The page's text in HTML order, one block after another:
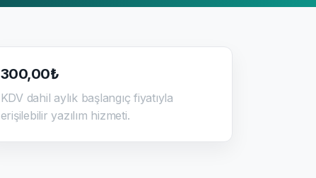
300,00₺
KDV dahil aylık başlangıç fiyatıyla
erişilebilir yazılım hizmeti.